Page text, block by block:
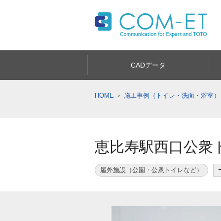
CADデータ
HOME 施工事例（トイレ・洗面・浴室）
恵比寿駅西口公衆
屋外施設（公園・公衆トイレなど）